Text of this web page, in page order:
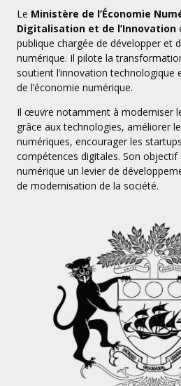
Le Ministère de l’Économie
Digitalisation et de l’Innovation
publique chargée de développer et
numérique. Il pilote la
soutient l’innovation technologique
de l’économie numérique.
Il œuvre notamment à moderniser
grâce aux technologies, améliorer
numériques, encourager les
compétences digitales. Son objectif
numérique un levier de
de modernisation de la société.